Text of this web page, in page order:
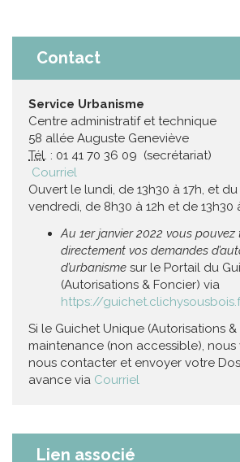
Contact
Service Urbanisme
Centre administratif et technique
58 allée Auguste Geneviève
Tél. : 01 41 70 36 09 (secrétariat)
Courriel
Ouvert le lundi, de 13h30 à 17h, et
vendredi, de 8h30 à 12h et de 13h30
Au 1er janvier 2022 vous
directement vos demandes
d’urbanisme sur le Portail du
(Autorisations & Foncier) via
https://
Si le Guichet Unique (Autorisations
maintenance (non accessible),
nous contacter et envoyer votre
avance via Courriel
Lien associé